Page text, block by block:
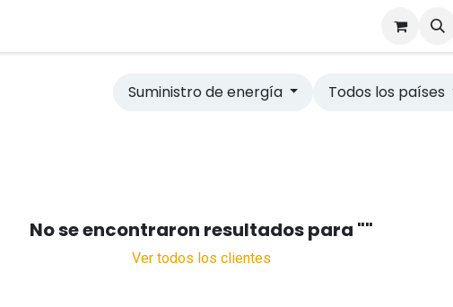
Suministro de energía Todos los países
No se encontraron resultados para ""
Ver todos los clientes